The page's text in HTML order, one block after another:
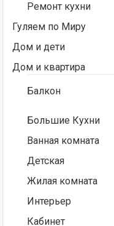
Ремонт кухни
Гуляем по Миру
Дом и дети
Дом и квартира
Балкон
Большие Кухни
Ванная комната
Детская
Жилая комната
Интерьер
Кабинет